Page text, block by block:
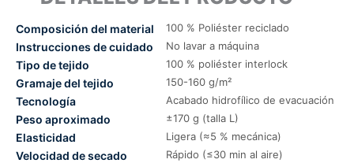
Composición del material 100 % Poliéster reciclado
Instrucciones de cuidado No lavar a máquina
Tipo de tejido 100 % poliéster interlock
Gramaje del tejido 150-160 g/m²
Tecnología Acabado hidrofílico de evacuación
Peso aproximado ±170 g (talla L)
Elasticidad Ligera (≈5 % mecánica)
Velocidad de secado Rápido (≤30 min al aire)